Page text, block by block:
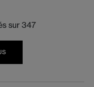
sur 347